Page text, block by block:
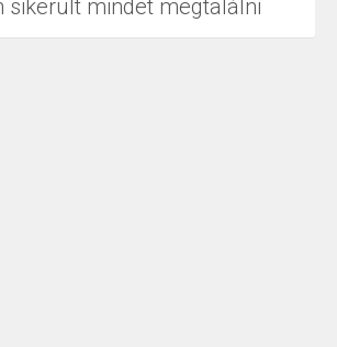
sikerült mindet megtalálni